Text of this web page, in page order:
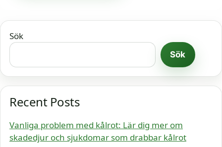
Sök
Sök
Recent Posts
Vanliga problem med kålrot: Lär dig mer om
skadedjur och sjukdomar som drabbar kålrot